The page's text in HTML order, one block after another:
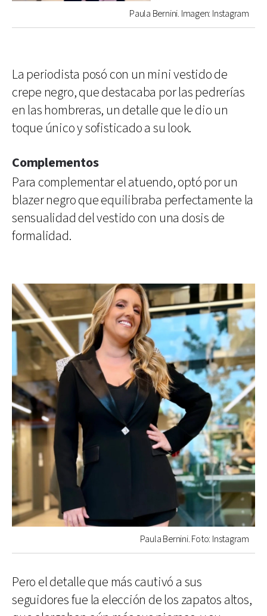
Paula Bernini. Imagen: Instagram
La periodista posó con un mini vestido de
crepe negro, que destacaba por las pedrerías
en las hombreras, un detalle que le dio un
toque único y sofisticado a su look.
Complementos
Para complementar el atuendo, optó por un
blazer negro que equilibraba perfectamente la
sensualidad del vestido con una dosis de
formalidad.
Paula Bernini. Foto: Instagram
Pero el detalle que más cautivó a sus
seguidores fue la elección de los zapatos altos,